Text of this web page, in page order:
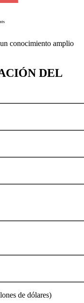
conocimiento amplio
DEL
de dólares)